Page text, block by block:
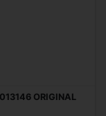
ORIGINAL